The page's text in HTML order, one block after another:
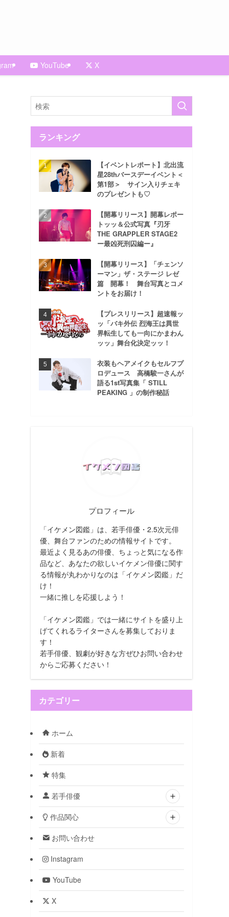
YouTube X
ランキング
【イベントレポート】北出流
星28thバースデーイベント＜
第1部＞ サイン入りチェキ
のプレゼントも♡
【開幕リリース】開幕レポー
トッッ＆公式写真『刃牙
THE GRAPPLER STAGE2
ー最凶死刑囚編ー』
【開幕リリース】「チェンソ
ーマン」ザ・ステージ レゼ
篇 開幕！ 舞台写真とコメ
ントをお届け！
【プレスリリース】超速報ッ
ッ「バキ外伝 烈海王は異世
界転生しても一向にかまわん
ッッ」舞台化決定ッッ！
衣装もヘアメイクもセルフプ
ロデュース 高橋駿一さんが
語る1st写真集「 STILL
PEAKING 」の制作秘話
プロフィール
「イケメン図鑑」は、若手俳優・2.5次元俳
優、舞台ファンのための情報サイトです。
最近よく見るあの俳優、ちょっと気になる作
品など、あなたの欲しいイケメン俳優に関す
る情報が丸わかりなのは「イケメン図鑑」だ
け！
一緒に推しを応援しよう！
「イケメン図鑑」では一緒にサイトを盛り上
げてくれるライターさんを募集しておりま
す！
若手俳優、観劇が好きな方ぜひお問い合わせ
からご応募ください！
カテゴリー
ホーム
新着
特集
若手俳優
作品関心
お問い合わせ
Instagram
YouTube
X